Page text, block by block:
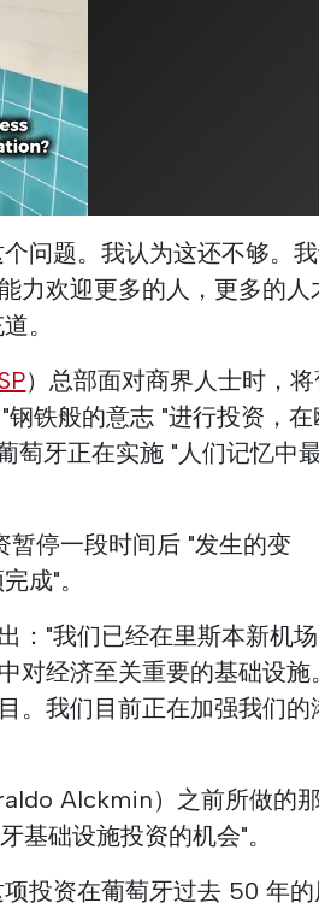
问题。我认为这还不够。
力欢迎更多的人，更多的人
。
）总部面对商界人士时，
铁般的意志 "进行投资，在
萄牙正在实施 "人们记忆中
暂停一段时间后 "发生的变
成"。
："我们已经在里斯本新机
对经济至关重要的基础设施
。我们目前正在加强我们的
Alckmin）之前所做的那
基础设施投资的机会"。
投资在葡萄牙过去 50 年的